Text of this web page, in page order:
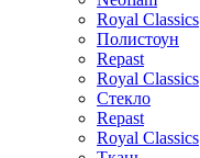
Royal Classics
Полистоун
Repast
Royal Classics
Стекло
Repast
Royal Classics